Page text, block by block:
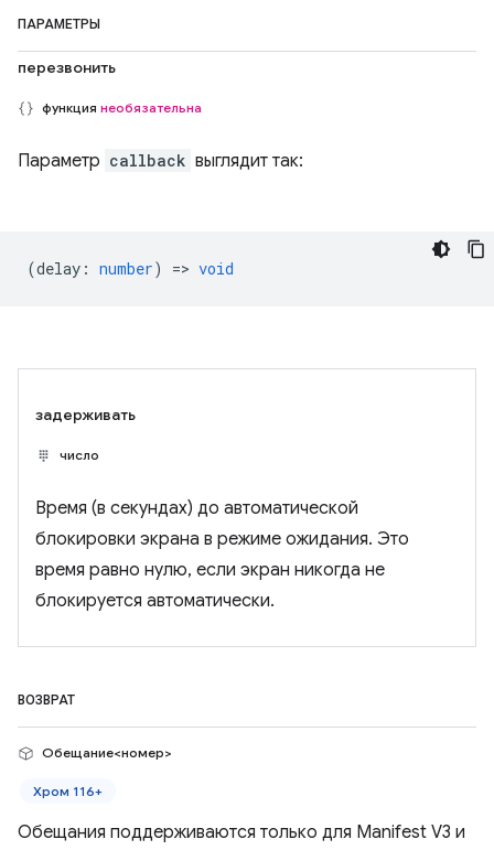
ПАРАМЕТРЫ
перезвонить
функция необязательна
Параметр callback выглядит так:
(delay : number) => void
задерживать
число
Время (в секундах) до автоматической
блокировки экрана в режиме ожидания. Это
время равно нулю, если экран никогда не
блокируется автоматически.
ВОЗВРАТ
Обещание<номер>
Хром 116+
Обещания поддерживаются только для Manifest V3 и